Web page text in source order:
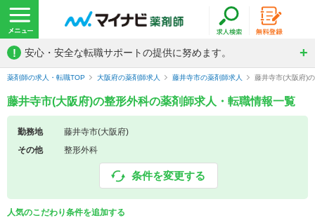
! 安心・安全な転職サポートの提供に努めます。
薬剤師の求人・転職TOP 大阪府の薬剤師求人 藤井寺市の薬剤師求人 藤井寺市(大阪府)
藤井寺市(大阪府)の整形外科の薬剤師求人・転職情報一覧
勤務地
藤井寺市(大阪府)
その他
整形外科
条件を変更する
人気のこだわり条件を追加する